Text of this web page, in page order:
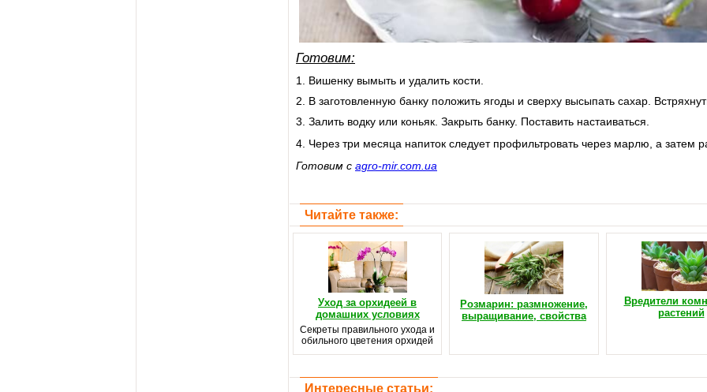
Готовим:
1. Вишенку вымыть и удалить кости.
2. В заготовленную банку положить ягоды и сверху высыпать сахар.
3. Залить водку или коньяк. Закрыть банку. Поставить настаиваться.
4. Через три месяца напиток следует профильтровать через марлю, а затем
Готовим с agro-mir.com.ua
Читайте также:
Уход за орхидеей в
домашних условиях
Секреты правильного ухода и
обильного цветения орхидей
Розмарин: размножение,
выращивание, свойства
Вредители
растений
Интересные статьи: